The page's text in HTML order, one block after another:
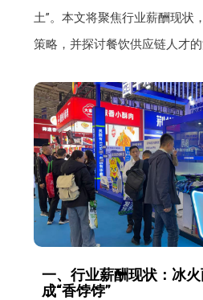
土”。本文将聚焦行业薪酬现状
策略，并探讨餐饮供应链人才的
一、行业薪酬现状：冰
成“香饽饽”